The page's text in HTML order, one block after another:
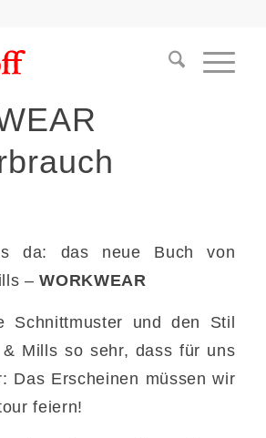
da: das neue Buch von
–WORKWEAR
Schnittmuster und den Stil
Mills so sehr, dass für uns
Das Erscheinen müssen wir
feiern!